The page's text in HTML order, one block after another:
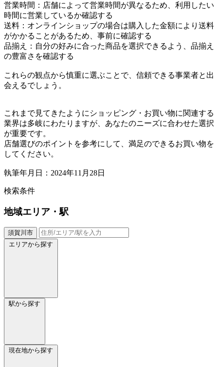
営業時間：店舗によって営業時間が異なるため、利用したい
時間に営業しているか確認する
送料：オンラインショップの場合は購入した金額により送料
がかかることがあるため、事前に確認する
品揃え：自分の好みに合った商品を選択できるよう、品揃え
の豊富さを確認する
これらの観点から慎重に選ぶことで、信頼できる事業者と出
会えるでしょう。
これまで見てきたようにショッピング・お買い物に関連する
業界は多岐にわたりますが、あなたのニーズに合わせた選択
が重要です。
店舗選びのポイントを参考にして、満足のできるお買い物を
してください。
執筆年月日：2024年11月28日
検索条件
地域エリア・駅
須賀川市
エリアから探す
駅から探す
現在地から探す